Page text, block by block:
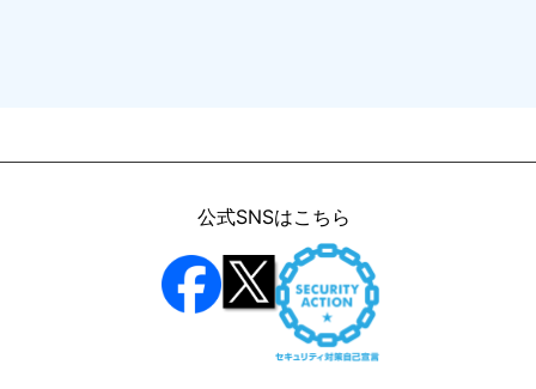
公式SNSはこちら